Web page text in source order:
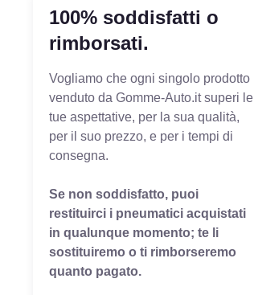
100% soddisfatti o
rimborsati.
Vogliamo che ogni singolo prodotto
venduto da Gomme-Auto.it superi le
tue aspettative, per la sua qualità,
per il suo prezzo, e per i tempi di
consegna.
Se non soddisfatto, puoi
restituirci i pneumatici acquistati
in qualunque momento; te li
sostituiremo o ti rimborseremo
quanto pagato.